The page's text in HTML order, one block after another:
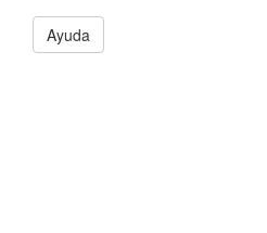
Ayuda